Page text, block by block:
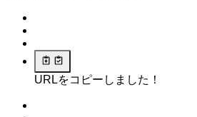
URLをコピーしました！